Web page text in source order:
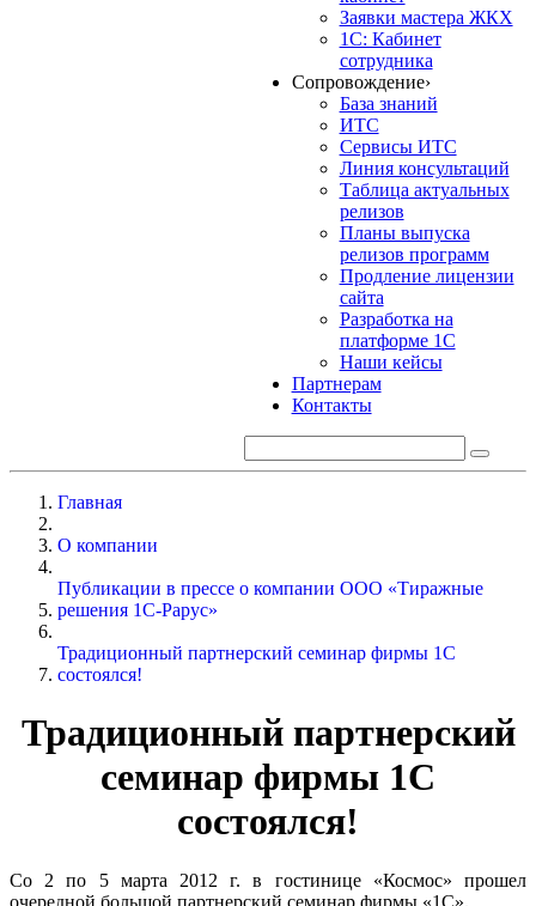
Заявки мастера ЖКХ
1С: Кабинет
сотрудника
Сопровождение›
База знаний
ИТС
Сервисы ИТС
Линия консультаций
Таблица актуальных
релизов
Планы выпуска
релизов программ
Продление лицензии
сайта
Разработка на
платформе 1С
Наши кейсы
Партнерам
Контакты
Главная
О компании
Публикации в прессе о компании ООО «Тиражные
решения 1С-Рарус»
Традиционный партнерский семинар фирмы 1С
состоялся!
Традиционный партнерский
семинар фирмы 1С
состоялся!
Со 2 по 5 марта 2012 г. в гостинице «Космос» прошел
очередной большой партнерский семинар фирмы «1С».